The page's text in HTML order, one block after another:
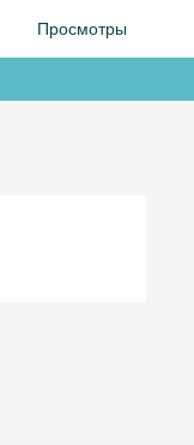
Просмотры